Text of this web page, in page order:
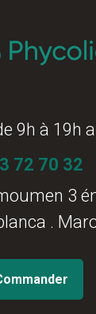
9h à 19h
72 70 32
3
.